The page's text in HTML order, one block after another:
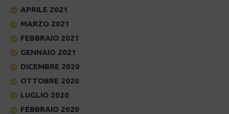
APRILE 2021
MARZO 2021
FEBBRAIO 2021
GENNAIO 2021
DICEMBRE 2020
OTTOBRE 2020
LUGLIO 2020
FEBBRAIO 2020